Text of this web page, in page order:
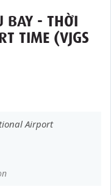
BAY - THỜI
TIME (VJGS
Airport